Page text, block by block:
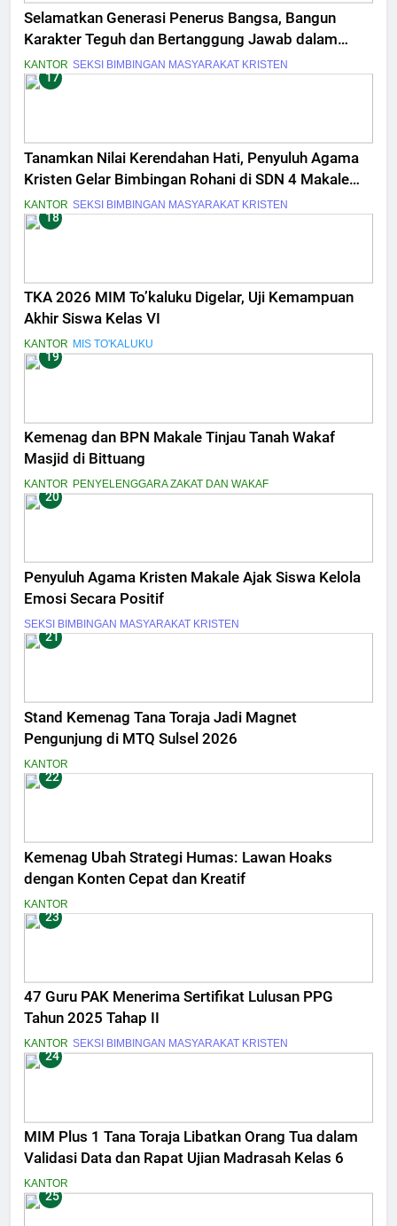
Selamatkan Generasi Penerus Bangsa, Bangun
Karakter Teguh dan Bertanggung Jawab dalam
Masa Muda
KANTOR SEKSI BIMBINGAN MASYARAKAT KRISTEN
17
Tanamkan Nilai Kerendahan Hati, Penyuluh Agama
Kristen Gelar Bimbingan Rohani di SDN 4 Makale
Utara
KANTOR SEKSI BIMBINGAN MASYARAKAT KRISTEN
18
TKA 2026 MIM To’kaluku Digelar, Uji Kemampuan
Akhir Siswa Kelas VI
KANTOR MIS TO'KALUKU
19
Kemenag dan BPN Makale Tinjau Tanah Wakaf
Masjid di Bittuang
KANTOR PENYELENGGARA ZAKAT DAN WAKAF
20
Penyuluh Agama Kristen Makale Ajak Siswa Kelola
Emosi Secara Positif
SEKSI BIMBINGAN MASYARAKAT KRISTEN
21
Stand Kemenag Tana Toraja Jadi Magnet
Pengunjung di MTQ Sulsel 2026
KANTOR
22
Kemenag Ubah Strategi Humas: Lawan Hoaks
dengan Konten Cepat dan Kreatif
KANTOR
23
47 Guru PAK Menerima Sertifikat Lulusan PPG
Tahun 2025 Tahap II
KANTOR SEKSI BIMBINGAN MASYARAKAT KRISTEN
24
MIM Plus 1 Tana Toraja Libatkan Orang Tua dalam
Validasi Data dan Rapat Ujian Madrasah Kelas 6
KANTOR
25